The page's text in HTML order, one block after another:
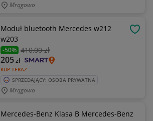
Mrągowo
Moduł bluetooth Mercedes w212
w203
-50% 410,00 zł
KUP TERAZ
205zł
SPRZEDAJĄCY: OSOBA PRYWATNA
Mrągowo
Mercedes-Benz Klasa B Mercedes-Benz